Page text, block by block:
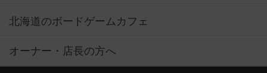
北海道のボードゲームカフェ
オーナー・店長の方へ